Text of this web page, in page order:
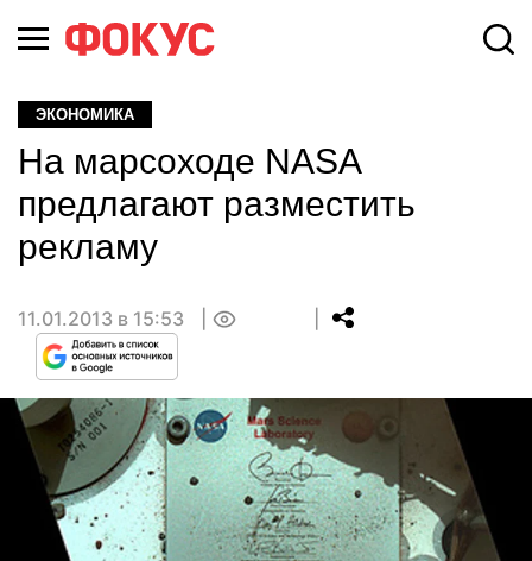
ЭКОНОМИКА
На марсоходе NASA
предлагают разместить
рекламу
11.01.2013 в 15:53